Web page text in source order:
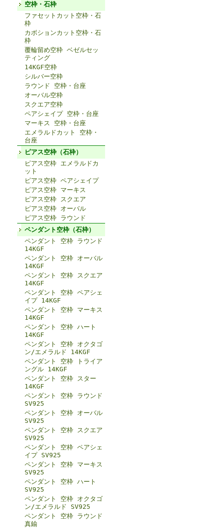
空枠・石枠
ファセットカット空枠・石
枠
カボションカット空枠・石
枠
覆輪留め空枠 ベゼルセッ
ティング
14KGF空枠
シルバー空枠
ラウンド 空枠・台座
オーバル空枠
スクエア空枠
ペアシェイプ 空枠・台座
マーキス 空枠・台座
エメラルドカット 空枠・
台座
ピアス空枠（石枠）
ピアス空枠 エメラルドカ
ット
ピアス空枠 ペアシェイプ
ピアス空枠 マーキス
ピアス空枠 スクエア
ピアス空枠 オーバル
ピアス空枠 ラウンド
ペンダント空枠（石枠）
ペンダント 空枠 ラウンド
14KGF
ペンダント 空枠 オーバル
14KGF
ペンダント 空枠 スクエア
14KGF
ペンダント 空枠 ペアシェ
イプ 14KGF
ペンダント 空枠 マーキス
14KGF
ペンダント 空枠 ハート
14KGF
ペンダント 空枠 オクタゴ
ン/エメラルド 14KGF
ペンダント 空枠 トライア
ングル 14KGF
ペンダント 空枠 スター
14KGF
ペンダント 空枠 ラウンド
SV925
ペンダント 空枠 オーバル
SV925
ペンダント 空枠 スクエア
SV925
ペンダント 空枠 ペアシェ
イプ SV925
ペンダント 空枠 マーキス
SV925
ペンダント 空枠 ハート
SV925
ペンダント 空枠 オクタゴ
ン/エメラルド SV925
ペンダント 空枠 ラウンド
真鍮